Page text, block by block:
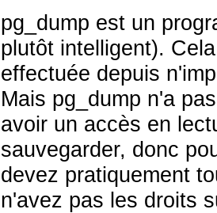
pg_dump est un
plutôt intelligent).
effectuée depuis
Mais pg_dump n'a
avoir un accès en
sauvegarder, donc
devez pratiquement
n'avez pas les droits